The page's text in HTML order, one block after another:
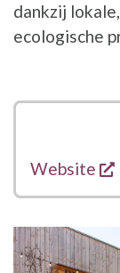
dankzij
ecologische
Links
Website